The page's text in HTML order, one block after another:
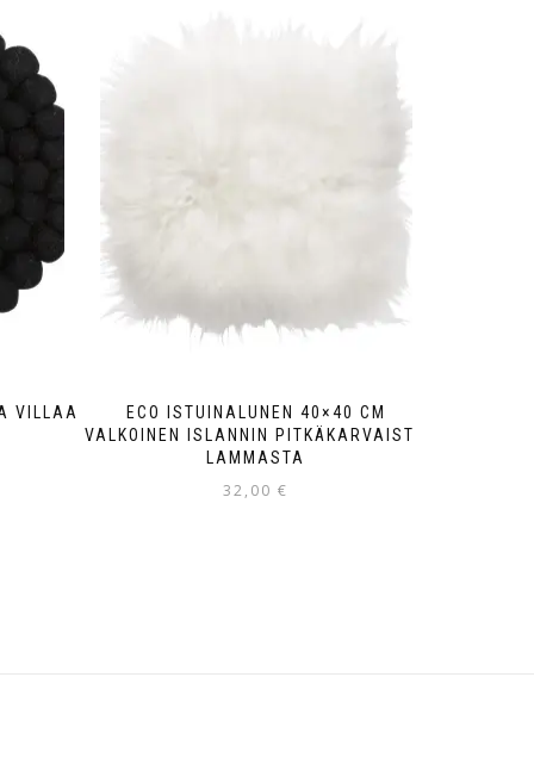
VILLAA
ECO ISTUINALUNEN 40×40 CM
VALKOINEN ISLANNIN PITKÄKARVAISTA
LAMMASTA
32,00€